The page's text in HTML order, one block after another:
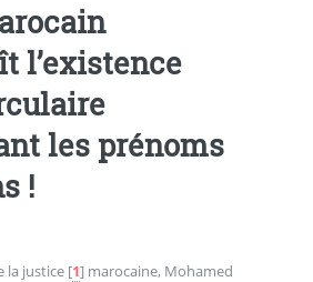
l’existence
les prénoms
!
la justice[1]marocaine, Mohamed